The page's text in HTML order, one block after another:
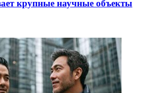
крупные научные объекты